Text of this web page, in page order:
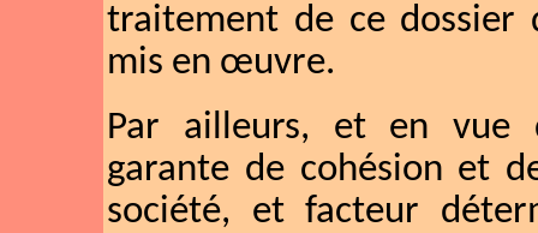
traitement de ce dossier
mis en œuvre.
Par ailleurs, et en vue
garante de cohésion et
société, et facteur